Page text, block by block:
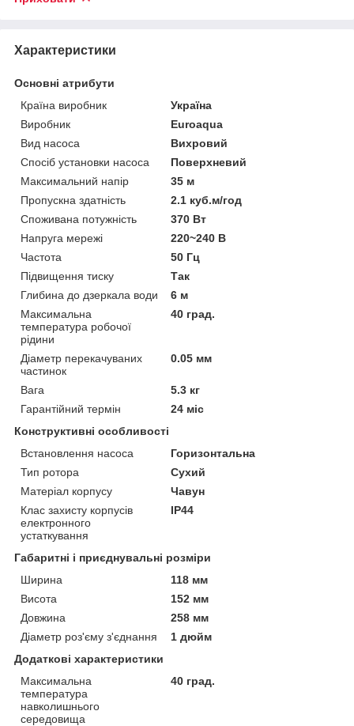
Характеристики
Основні атрибути
Країна виробник
Україна
Виробник
Euroaqua
Вид насоса
Вихровий
Спосіб установки насоса
Поверхневий
Максимальний напір
35 м
Пропускна здатність
2.1 куб.м/год
Споживана потужність
370 Вт
Напруга мережі
220~240 В
Частота
50 Гц
Підвищення тиску
Так
Глибина до дзеркала води
6 м
Максимальна
температура робочої
рідини
40 град.
Діаметр перекачуваних
частинок
0.05 мм
Вага
5.3 кг
Гарантійний термін
24 міс
Конструктивні особливості
Встановлення насоса
Горизонтальна
Тип ротора
Сухий
Матеріал корпусу
Чавун
Клас захисту корпусів
електронного
устаткування
IP44
Габаритні і приєднувальні розміри
Ширина
118 мм
Висота
152 мм
Довжина
258 мм
Діаметр роз'єму з'єднання
1 дюйм
Додаткові характеристики
Максимальна
температура
навколишнього
середовища
40 град.